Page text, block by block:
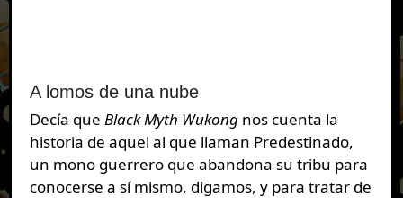
A lomos de una nube
Decía que Black Myth Wukongnos cuenta la
historia de aquel al que llaman Predestinado,
un mono guerrero que abandona su tribu para
conocerse a sí mismo, digamos, y para tratar de